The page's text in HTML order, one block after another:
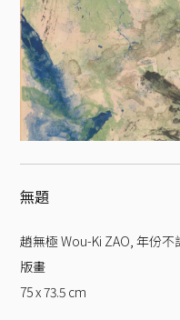
無題
趙無極 Wou-Ki ZAO 年份不
版畫
75 x 73.5 cm